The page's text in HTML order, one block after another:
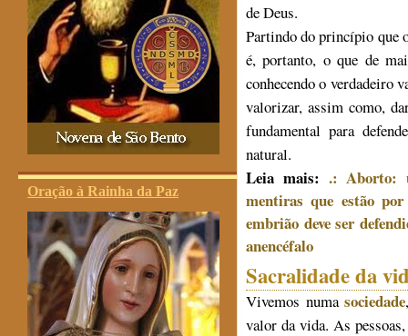
Oração à Rainha da Paz
de Deus.
Partindo do princípio que
é, portanto, o que de
conhecendo o verdadeiro
valorizar, assim como,
fundamental para
natural.
Leia mais: .: Aborto:
mentiras que estão
embrião deve ser
anencéfalo
Sacralidade da
Vivemos numasociedade
valor da vida. As